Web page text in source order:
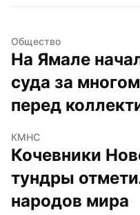
Общество
На Ямале
суда за
перед
КМНС
Кочевники
тундры
народов мира